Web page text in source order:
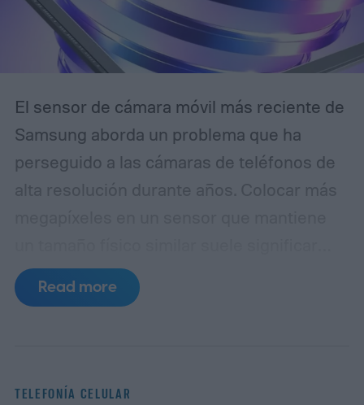
El sensor de cámara móvil más reciente de
Samsung aborda un problema que ha
perseguido a las cámaras de teléfonos de
alta resolución durante años. Colocar más
reducir cada píxel, lo que limita la cantidad
de luz que puede capturar. El ISOCELL
una estructura de píxeles rediseñada,
Read more
TELEFONÍA CELULAR